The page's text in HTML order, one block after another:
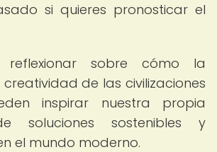
si quieres pronosticar el
reflexionar sobre cómo la
de las civilizaciones
inspirar nuestra propia
soluciones sostenibles y
el mundo moderno.